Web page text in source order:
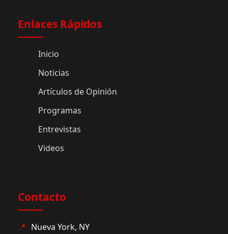
Enlaces Rápidos
Inicio
Noticias
Artículos de Opinión
Programas
Entrevistas
Videos
Contacto
📍 Nueva York, NY